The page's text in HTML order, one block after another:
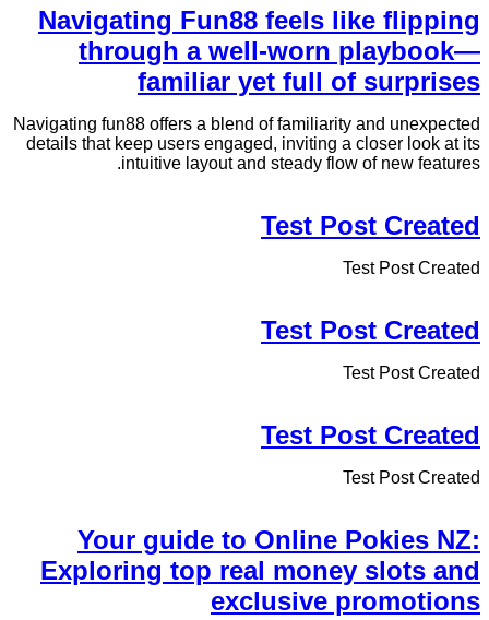
Navigating Fun88 feels like flipping
through a well-worn playbook—
familiar yet full of surprises
Navigating fun88 offers a blend of familiarity and unexpected
details that keep users engaged, inviting a closer look at its
intuitive layout and steady flow of new features.
Test Post Created
Test Post Created
Test Post Created
Test Post Created
Test Post Created
Test Post Created
Your guide to Online Pokies NZ:
Exploring top real money slots and
exclusive promotions